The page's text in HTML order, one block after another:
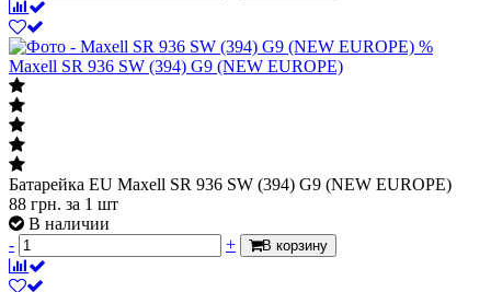
%
Maxell SR 936 SW (394) G9 (NEW EUROPE)
Батарейка EU Maxell SR 936 SW (394) G9 (NEW EUROPE)
88 грн. за 1 шт
В наличии
-
+ В корзину